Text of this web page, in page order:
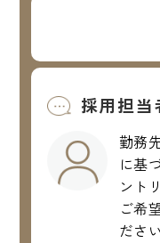
採用担当
勤務
に基
ント
ご希
ださ